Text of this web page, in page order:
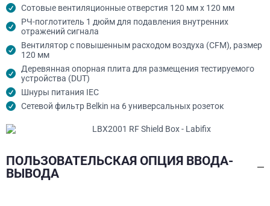
Сотовые вентиляционные отверстия 120 мм x 120 мм
РЧ-поглотитель 1 дюйм для подавления внутренних
отражений сигнала
Вентилятор с повышенным расходом воздуха (CFM), размер
120 мм
Деревянная опорная плита для размещения тестируемого
устройства (DUT)
Шнуры питания IEC
Сетевой фильтр Belkin на 6 универсальных розеток
ПОЛЬЗОВАТЕЛЬСКАЯ ОПЦИЯ ВВОДА-
ВЫВОДА